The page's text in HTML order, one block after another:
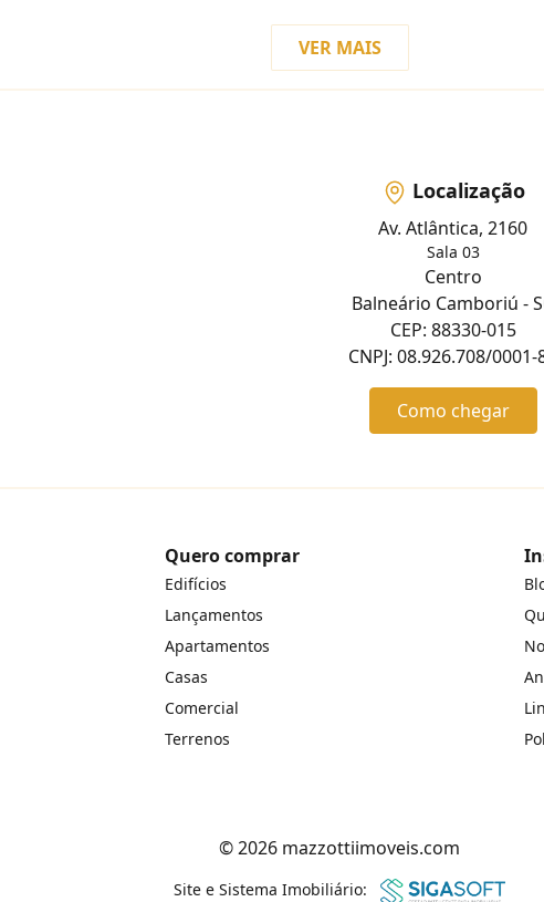
VER MAIS
Localização
Av. Atlântica, 2160
Sala 03
Centro
Balneário Camboriú -
CEP: 88330-015
CNPJ: 08.926.708/0001-
Como chegar
Quero comprar
Edifícios
Lançamentos
Apartamentos
Casas
Comercial
Terrenos
© 2026 mazzottiimoveis.com
Site e Sistema Imobiliário: